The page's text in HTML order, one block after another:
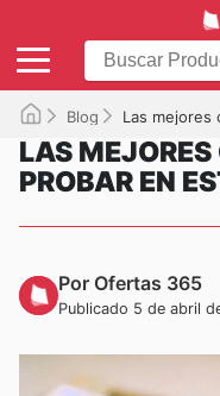
Blog Las mejores
LAS
PROBAR EN
Por Ofertas 365
Publicado 5 de abril